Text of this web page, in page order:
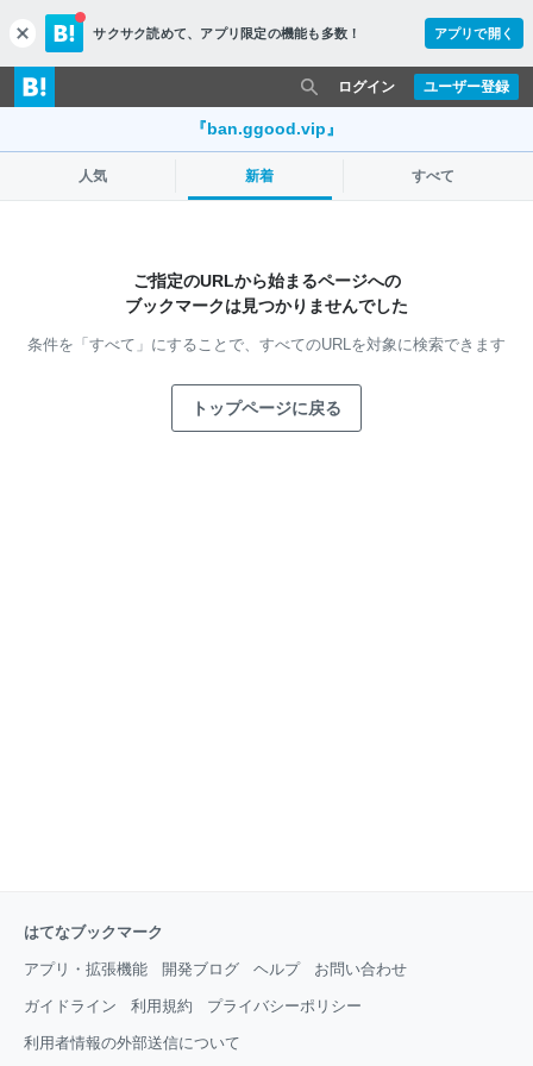
c
l
o
s
サクサク読めて、 アプリ限定の機能も多数！ アプリで開く
ユーザー登録
ログイン
『ban.ggood.vip』
人気 新着 すべて
ご指定のURLから始まるページへの
ブックマークは見つかりませんでした
条件を「すべて」にすることで、 すべてのURLを対象に検索できます
トップページに戻る
はてなブックマーク
アプリ・拡張機能 開発ブログ ヘルプ お問い合わせ
ガイドライン 利用規約 プライバシーポリシー
利用者情報の外部送信について